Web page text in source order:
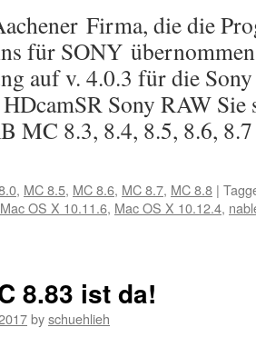
Firma, die die
für SONY
auf v. 4.0.3 für die
Sony RAW
MC 8.3, 8.4, 8.5, 8.6,
, MC 8.5, MC 8.6, MC 8.7, MC 8.8 |
Mac OS X 10.11.6, Mac OS X 10.12.4,
8.83 ist da!
byschuehlieh